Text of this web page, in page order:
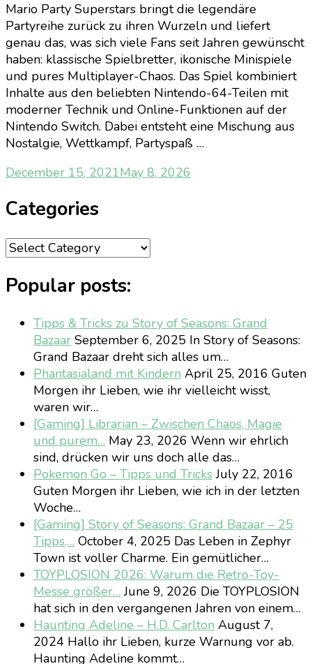
Mario Party Superstars bringt die legendäre
Partyreihe zurück zu ihren Wurzeln und liefert
genau das, was sich viele Fans seit Jahren gewünscht
haben: klassische Spielbretter, ikonische Minispiele
und pures Multiplayer-Chaos. Das Spiel kombiniert
Inhalte aus den beliebten Nintendo-64-Teilen mit
moderner Technik und Online-Funktionen auf der
Nintendo Switch. Dabei entsteht eine Mischung aus
Nostalgie, Wettkampf, Partyspaß …
December 15, 2021May 8, 2026
Categories
Categories
Popular posts:
Tipps & Tricks zu Story of Seasons: Grand
Bazaar September 6, 2025 In Story of Seasons:
Grand Bazaar dreht sich alles um…
Phantasialand mit Kindern April 25, 2016 Guten
Morgen ihr Lieben, wie ihr vielleicht wisst,
waren wir…
[Gaming] Librarian – Zwischen Chaos, Magie
und purem… May 23, 2026 Wenn wir ehrlich
sind, drücken wir uns doch alle das…
Pokemon Go – Tipps und TricksJuly 22, 2016
Guten Morgen ihr Lieben, wie ich in der letzten
Woche…
[Gaming] Story of Seasons: Grand Bazaar – 25
Tipps,… October 4, 2025 Das Leben in Zephyr
Town ist voller Charme. Ein gemütlicher…
TOYPLOSION 2026: Warum die Retro-Toy-
Messe größer… June 9, 2026 Die TOYPLOSION
hat sich in den vergangenen Jahren von einem…
Haunting Adeline – H.D. Carlton August 7,
2024 Hallo ihr Lieben, kurze Warnung vor ab.
Haunting Adeline kommt…